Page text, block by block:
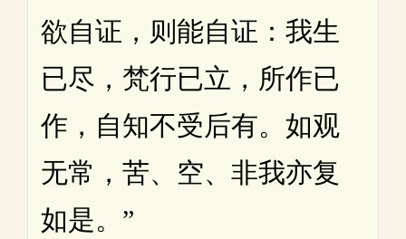
欲自证，则能自证：我生
已尽，梵行已立，所作已
作，自知不受后有。如观
无常，苦、空、非我亦复
如是。”